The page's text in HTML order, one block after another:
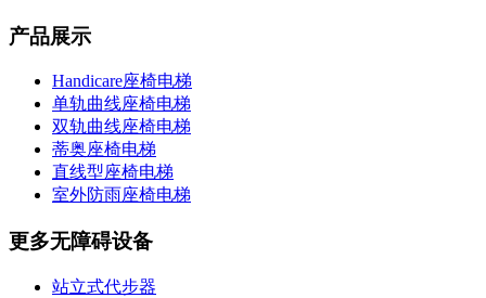
产品展示
Handicare座椅电梯
单轨曲线座椅电梯
双轨曲线座椅电梯
蒂奥座椅电梯
直线型座椅电梯
室外防雨座椅电梯
更多无障碍设备
站立式代步器